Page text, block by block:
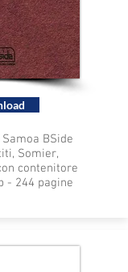
BSide
Somier,
contenitore
- 244 pagine